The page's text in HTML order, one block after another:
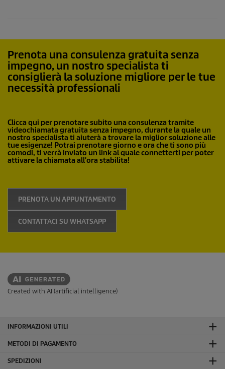
Prenota una consulenza gratuita senza
impegno, un nostro specialista ti
consiglierà la soluzione migliore per le tue
necessità professionali
Clicca qui per prenotare subito una consulenza tramite
videochiamata gratuita senza impegno, durante la quale un
nostro specialista ti aiuterà a trovare la miglior soluzione alle
tue esigenze! Potrai prenotare giorno e ora che ti sono più
comodi, ti verrà inviato un link al quale connetterti per poter
attivare la chiamata all'ora stabilita!
PRENOTA UN APPUNTAMENTO
CONTATTACI SU WHATSAPP
Created with AI (artificial intelligence)
INFORMAZIONI UTILI
METODI DI PAGAMENTO
SPEDIZIONI